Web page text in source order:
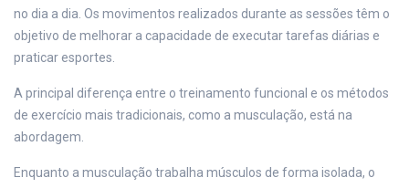
no dia a dia. Os movimentos realizados durante as sessões têm o
objetivo de melhorar a capacidade de executar tarefas diárias e
praticar esportes.
A principal diferença entre o treinamento funcional e os métodos
de exercício mais tradicionais, como a musculação, está na
abordagem.
Enquanto a musculação trabalha músculos de forma isolada, o